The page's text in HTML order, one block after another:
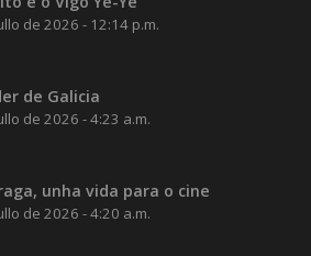
de 2026 - 12:14 p.m.
de Galicia
de 2026 - 4:23 a.m.
unha vida para o cine
de 2026 - 4:20 a.m.